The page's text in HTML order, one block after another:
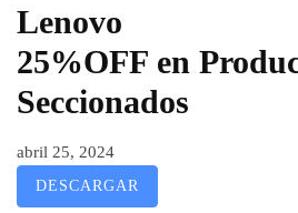
Lenovo
25%OFF en
Seccionados
abril 25, 2024
DESCARGAR